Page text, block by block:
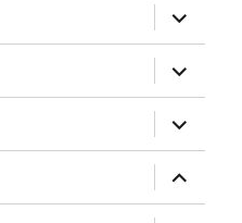
expand
child
menu
expand
child
menu
expand
child
menu
expand
child
menu